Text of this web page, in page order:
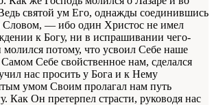
святой ум Его, однажды соединившись
Словом, — ибо один Христос не имел
к Богу, ни в испрашивании чего-
потому, что усвоил Себе наше
Себе свойственное нам, сделался
нас просить у Бога и к Нему
умом Своим пролагал нам путь
Как Он претерпел страсти, руководя нас